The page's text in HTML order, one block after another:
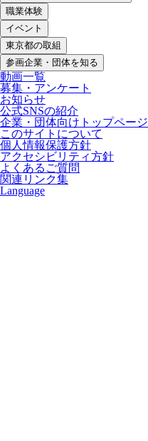
職業体験
イベント
東京都の取組
参画企業・団体を知る
動画一覧
募集・アンケート
お知らせ
公式SNSの紹介
企業・団体向けトップページ
このサイトについて
個人情報保護方針
アクセシビリティ方針
よくあるご質問
関連リンク集
Language